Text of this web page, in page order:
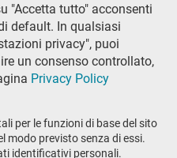
"Accetta tutto" acconsenti
default. In qualsiasi
privacy", puoi
un consenso controllato,
Privacy Policy
per le funzioni di base del sito
modo previsto senza di essi.
identificativi personali.